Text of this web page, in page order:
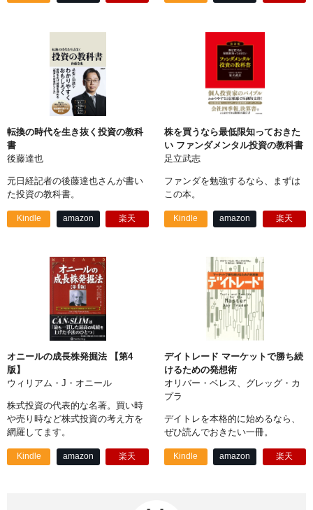
転換の時代を生き抜く投資の教科
書
後藤達也
元日経記者の後藤達也さんが書い
た投資の教科書。
Kindle amazon 楽天
株を買うなら最低限知っておきた
い ファンダメンタル投資の教科書
足立武志
ファンダを勉強するなら、まずは
この本。
Kindle amazon 楽天
オニールの成長株発掘法 【第4
版】
ウィリアム・J・オニール
株式投資の代表的な名著。買い時
や売り時など株式投資の考え方を
網羅してます。
Kindle amazon 楽天
デイトレード マーケットで勝ち続
けるための発想術
オリバー・ベレス、グレッグ・カ
プラ
デイトレを本格的に始めるなら、
ぜひ読んでおきたい一冊。
Kindle amazon 楽天